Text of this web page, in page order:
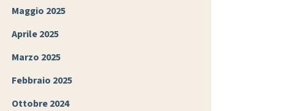
Maggio 2025
Aprile 2025
Marzo 2025
Febbraio 2025
Ottobre 2024